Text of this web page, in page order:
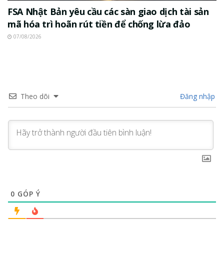
FSA Nhật Bản yêu cầu các sàn giao dịch tài sản
mã hóa trì hoãn rút tiền để chống lừa đảo
07/08/2026
Theo dõi Đăng nhập
0 GÓP Ý